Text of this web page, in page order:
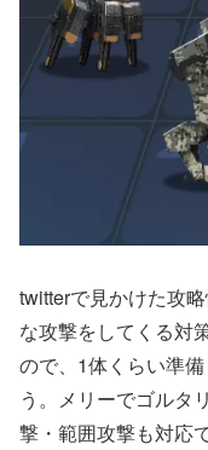
twitterで見かけた攻
な攻撃をしてくる対
ので、1体くらい準
う。メリーでゴルタ
撃・範囲攻撃も対応